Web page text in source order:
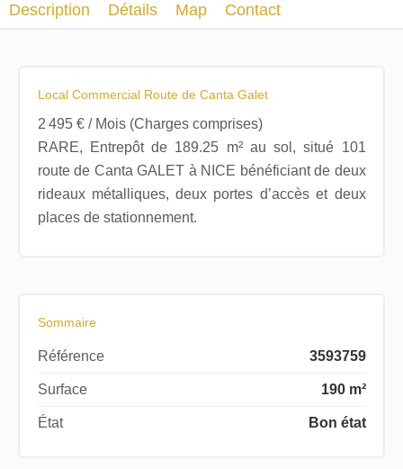
Description Détails Map Contact
Local Commercial Route de Canta Galet
2 495 € / Mois (Charges comprises)
RARE, Entrepôt de 189.25 m² au sol, situé 101
route de Canta GALET à NICE bénéficiant de deux
rideaux métalliques, deux portes d’accès et deux
places de stationnement.
Sommaire
Référence 3593759
Surface 190 m²
État Bon état